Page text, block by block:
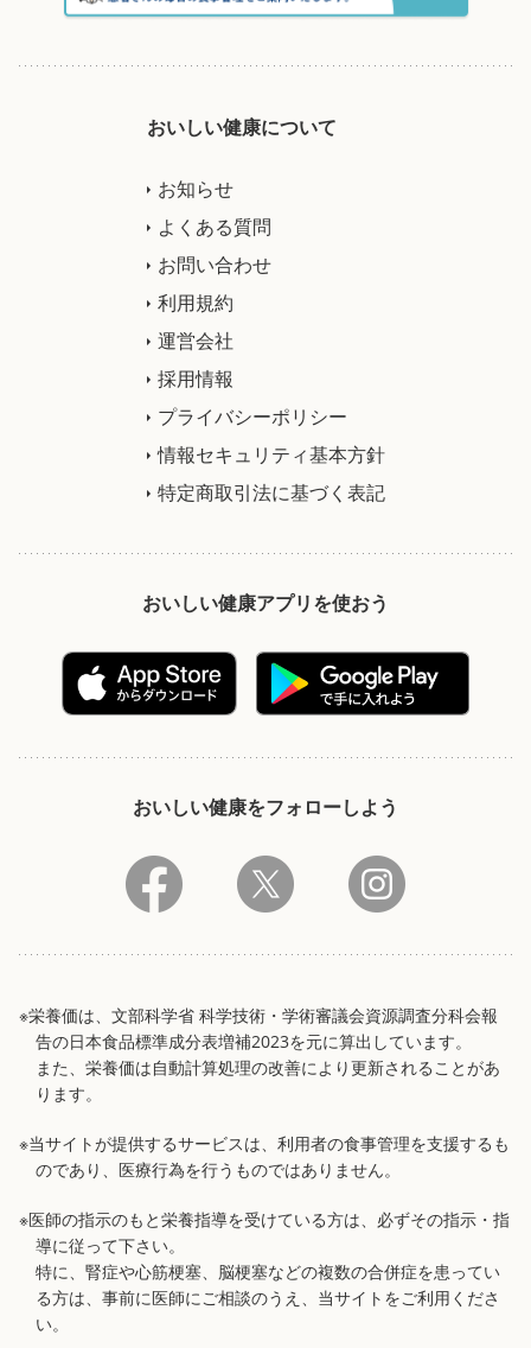
おいしい健康について
お知らせ
よくある質問
お問い合わせ
利用規約
運営会社
採用情報
プライバシーポリシー
情報セキュリティ基本方針
特定商取引法に基づく表記
おいしい健康アプリを使おう
おいしい健康をフォローしよう
※栄養価は、文部科学省 科学技術・学術審議会資源調査分科会報
告の日本食品標準成分表増補2023を元に算出しています。
また、栄養価は自動計算処理の改善により更新されることがあ
ります。
※当サイトが提供するサービスは、利用者の食事管理を支援するも
のであり、医療行為を行うものではありません。
※医師の指示のもと栄養指導を受けている方は、必ずその指示・指
導に従って下さい。
特に、腎症や心筋梗塞、脳梗塞などの複数の合併症を患ってい
る方は、事前に医師にご相談のうえ、当サイトをご利用くださ
い。